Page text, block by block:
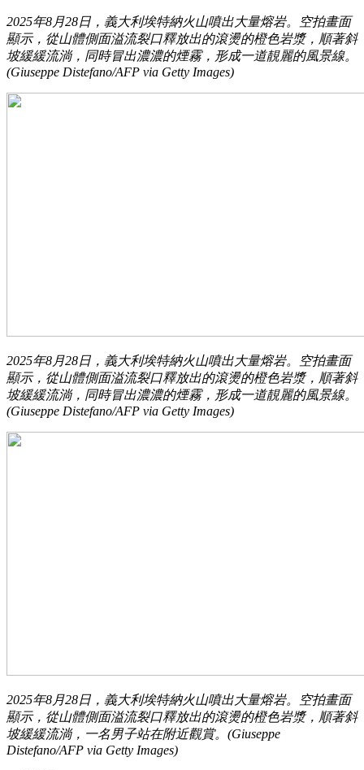
2025年8月28日，義大利埃特納火山噴出大量熔岩。空拍畫面
顯示，從山體側面溢流裂口釋放出的滾燙的橙色岩漿，順著斜
坡緩緩流淌，同時冒出濃濃的煙霧，形成一道靚麗的風景線。
(Giuseppe Distefano/AFP via Getty Images)
2025年8月28日，義大利埃特納火山噴出大量熔岩。空拍畫面
顯示，從山體側面溢流裂口釋放出的滾燙的橙色岩漿，順著斜
坡緩緩流淌，同時冒出濃濃的煙霧，形成一道靚麗的風景線。
(Giuseppe Distefano/AFP via Getty Images)
2025年8月28日，義大利埃特納火山噴出大量熔岩。空拍畫面
顯示，從山體側面溢流裂口釋放出的滾燙的橙色岩漿，順著斜
坡緩緩流淌，一名男子站在附近觀賞。(Giuseppe
Distefano/AFP via Getty Images)